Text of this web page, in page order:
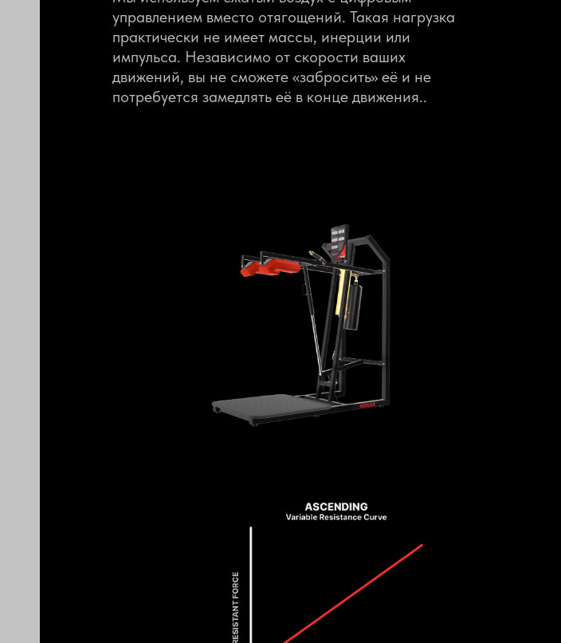
управлением вместо отягощений. Такая нагрузка
практически не имеет массы, инерции или
импульса. Независимо от скорости ваших
движений, вы не сможете «забросить» её и не
потребуется замедлять её в конце движения..